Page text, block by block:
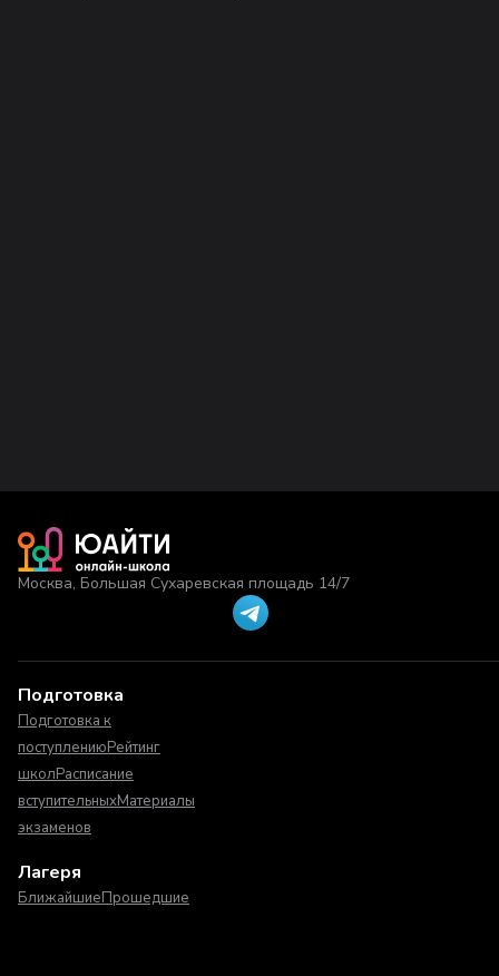
Москва, Большая Сухаревская площадь 14/7
Подготовка
Подготовка к
поступлениюРейтинг
школРасписание
вступительныхМатериалы
экзаменов
Лагеря
БлижайшиеПрошедшие